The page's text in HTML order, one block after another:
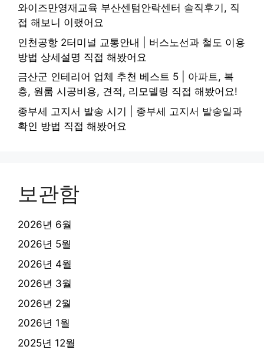
와이즈만영재교육 부산센텀안락센터 솔직후기, 직
접 해보니 이랬어요
인천공항 2터미널 교통안내 | 버스노선과 철도 이용
방법 상세설명 직접 해봤어요
금산군 인테리어 업체 추천 베스트 5 | 아파트, 복
층, 원룸 시공비용, 견적, 리모델링 직접 해봤어요!
종부세 고지서 발송 시기 | 종부세 고지서 발송일과
확인 방법 직접 해봤어요
보관함
2026년 6월
2026년 5월
2026년 4월
2026년 3월
2026년 2월
2026년 1월
2025년 12월